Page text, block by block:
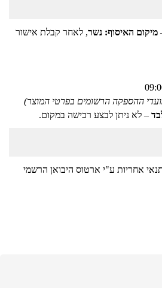
מיקום האיסוף: נשר, לאחר קבלת אישור
ההספקה הרשומים בפרטי המוצר)
– לא ניתן לבצע רכישה במקום.